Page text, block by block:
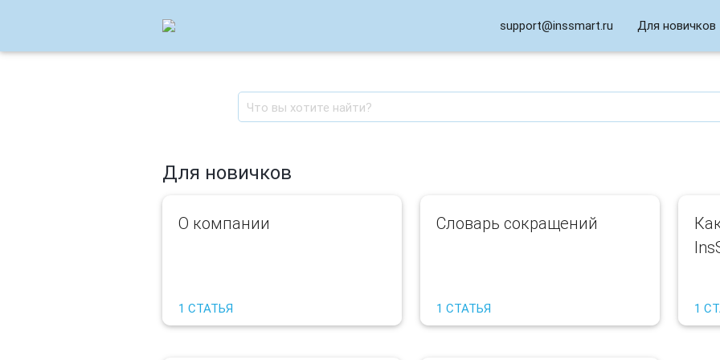
support@inssmart.ru Для новичков
Для новичков
О компании
1 СТАТЬЯ
Словарь сокращений
1 СТАТЬЯ 1